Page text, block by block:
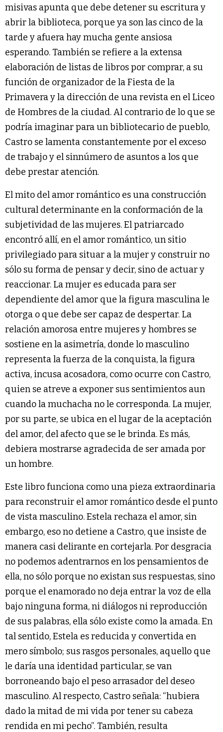
misivas apunta que debe detener su escritura y
abrir la biblioteca, porque ya son las cinco de la
tarde y afuera hay mucha gente ansiosa
esperando. También se refiere a la extensa
elaboración de listas de libros por comprar, a su
función de organizador de la Fiesta de la
Primavera y la dirección de una revista en el Liceo
de Hombres de la ciudad. Al contrario de lo que se
podría imaginar para un bibliotecario de pueblo,
Castro se lamenta constantemente por el exceso
de trabajo y el sinnúmero de asuntos a los que
debe prestar atención.
El mito del amor romántico es una construcción
cultural determinante en la conformación de la
subjetividad de las mujeres. El patriarcado
encontró allí, en el amor romántico, un sitio
privilegiado para situar a la mujer y construir no
sólo su forma de pensar y decir, sino de actuar y
reaccionar. La mujer es educada para ser
dependiente del amor que la figura masculina le
otorga o que debe ser capaz de despertar. La
relación amorosa entre mujeres y hombres se
sostiene en la asimetría, donde lo masculino
representa la fuerza de la conquista, la figura
activa, incusa acosadora, como ocurre con Castro,
quien se atreve a exponer sus sentimientos aun
cuando la muchacha no le corresponda. La mujer,
por su parte, se ubica en el lugar de la aceptación
del amor, del afecto que se le brinda. Es más,
debiera mostrarse agradecida de ser amada por
un hombre.
Este libro funciona como una pieza extraordinaria
para reconstruir el amor romántico desde el punto
de vista masculino. Estela rechaza el amor, sin
embargo, eso no detiene a Castro, que insiste de
manera casi delirante en cortejarla. Por desgracia
no podemos adentrarnos en los pensamientos de
ella, no sólo porque no existan sus respuestas, sino
porque el enamorado no deja entrar la voz de ella
bajo ninguna forma, ni diálogos ni reproducción
de sus palabras, ella sólo existe como la amada. En
tal sentido, Estela es reducida y convertida en
mero símbolo; sus rasgos personales, aquello que
le daría una identidad particular, se van
borroneando bajo el peso arrasador del deseo
masculino. Al respecto, Castro señala: “hubiera
dado la mitad de mi vida por tener su cabeza
rendida en mi pecho”. También, resulta